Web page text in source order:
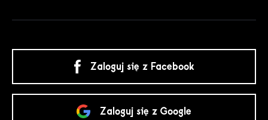
Zaloguj się z Facebook
Zaloguj się z Google